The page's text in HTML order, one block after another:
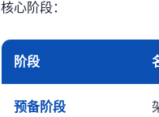
核心阶段：
阶段
预备阶段